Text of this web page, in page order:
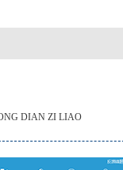
DIAN ZI LIAO